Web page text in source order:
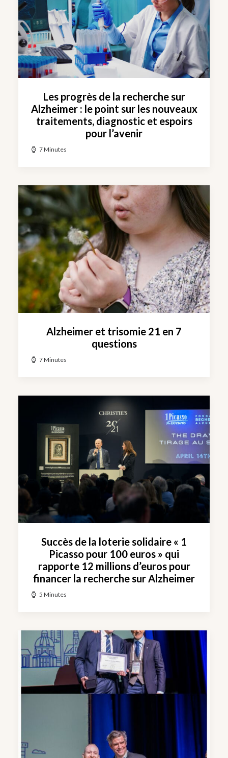
Les progrès de la recherche sur
Alzheimer : le point sur les nouveaux
traitements, diagnostic et espoirs
pour l’avenir
7 Minutes
Alzheimer et trisomie 21 en 7
questions
7 Minutes
Succès de la loterie solidaire « 1
Picasso pour 100 euros » qui
rapporte 12 millions d’euros pour
financer la recherche sur Alzheimer
5 Minutes